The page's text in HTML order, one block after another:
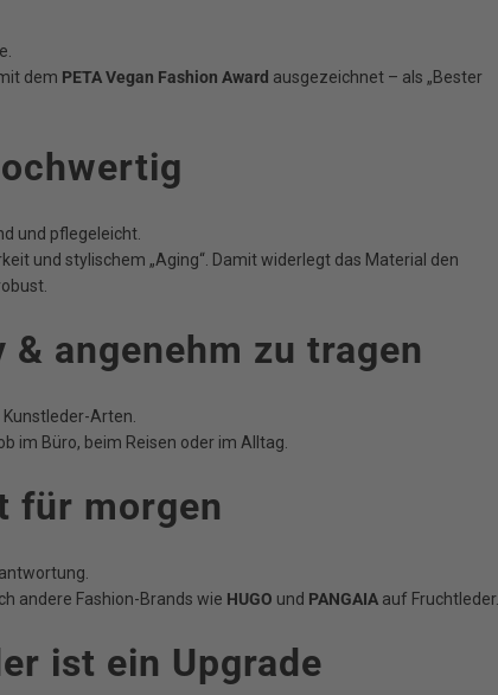
dem PETA Vegan Fashion Award ausgezeichnet – als „Bester
und pflegeleicht.
und stylischem „Aging“. Damit widerlegt das Material den
angenehm zu tragen
Arten.
im Büro, beim Reisen oder im Alltag.
für morgen
andere Fashion-Brands wie HUGO und PANGAIA auf Fruchtleder.
ist ein Upgrade